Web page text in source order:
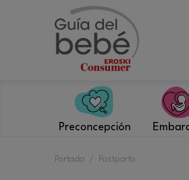
Preconcepción
Portada / Postparto